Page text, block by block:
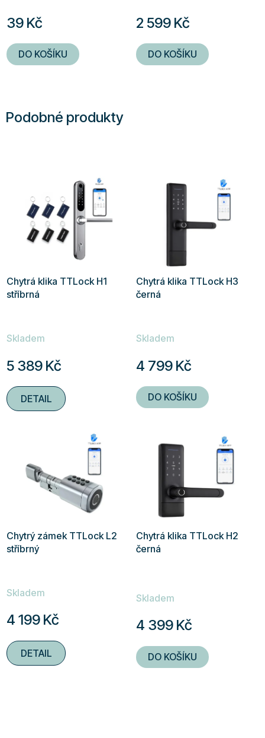
39 Kč
DO KOŠÍKU
2 599 Kč
DO KOŠÍKU
Podobné produkty
Chytrá klika TTLock H1
stříbrná
hodnocení
je
4,9
z
Skladem
5 389 Kč
DETAIL
Chytrá klika TTLock H3
černá
hodnocení
je
5,0
z
Skladem
4 799 Kč
DO KOŠÍKU
Chytrý zámek TTLock L2
stříbrný
hodnocení
je
5,0
z
Skladem
4 199 Kč
DETAIL
Chytrá klika TTLock H2
černá
Skladem
4 399 Kč
DO KOŠÍKU